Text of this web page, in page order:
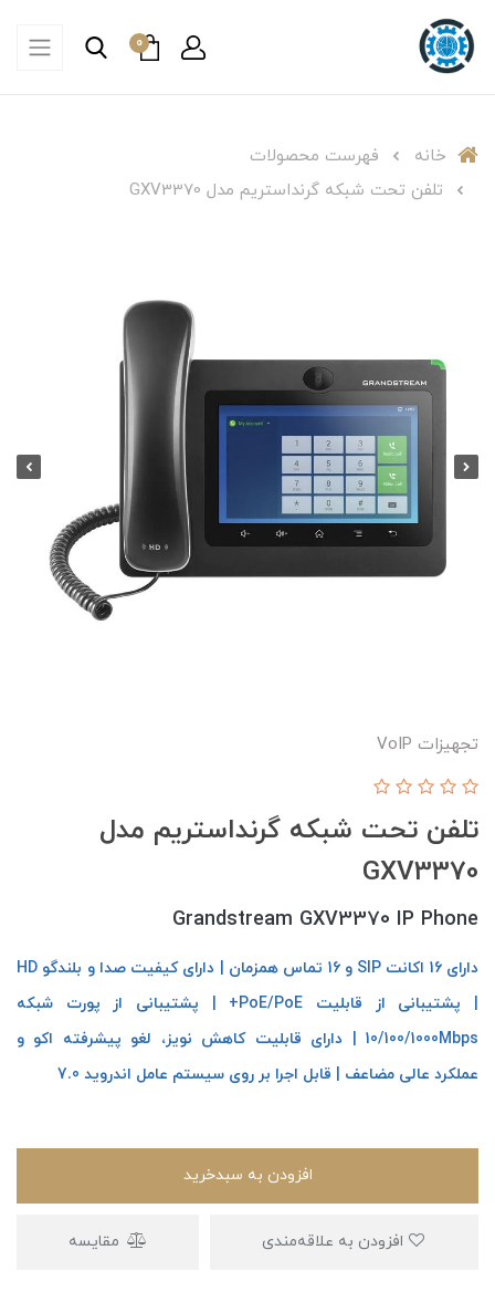
0
خانه
فهرست محصولات
تلفن تحت شبکه گرنداستریم مدل GXV3370
تجهیزات VoIP
تلفن تحت شبکه گرنداستریم مدل
GXV3370
Grandstream GXV3370 IP Phone
دارای 16 اکانت SIP و 16 تماس همزمان | دارای کیفیت صدا و بلندگو HD
| پشتیبانی از قابلیت PoE/PoE+ | پشتیبانی از پورت شبکه
10/100/1000Mbps | دارای قابلیت کاهش نویز، لغو پیشرفته اکو و
عملکرد عالی مضاعف | قابل اجرا بر روی سیستم عامل اندروید 7.0
افزودن به سبدخرید
مقایسه